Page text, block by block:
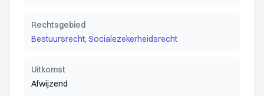
Rechtsgebied
Bestuursrecht; Socialezekerheidsrecht
Uitkomst
Afwijzend